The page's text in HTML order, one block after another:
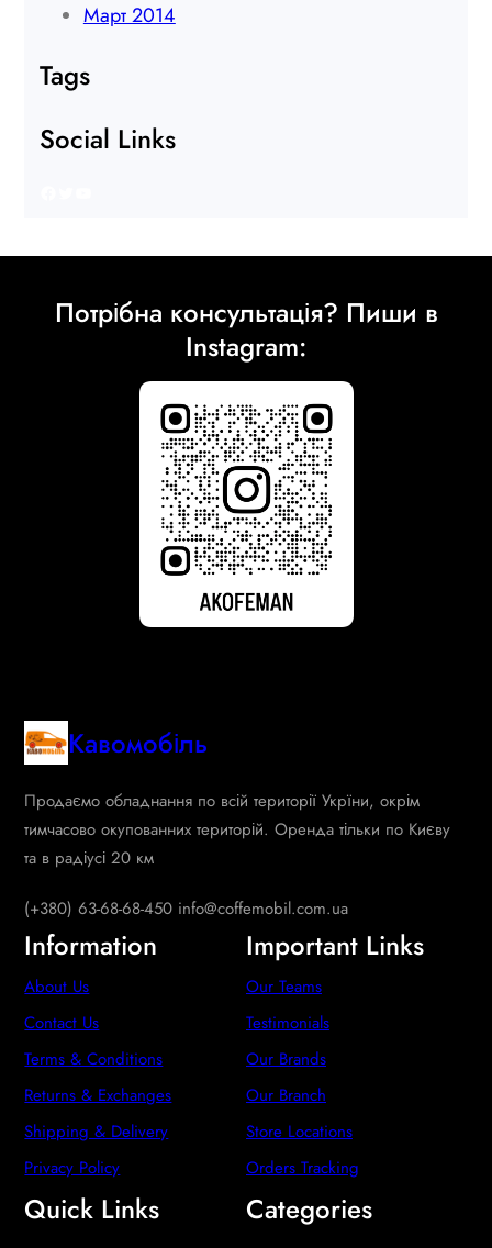
Март 2014
Tags
Social Links
Потрібна консультація? Пиши в
Instagram:
Кавомобіль
Продаємо обладнання по всій території Укрїни, окрім
тимчасово окупованних територій. Оренда тільки по Києву
та в радіусі 20 км
(+380) 63-68-68-450 info@coffemobil.com.ua
Information
About Us
Contact Us
Terms & Conditions
Returns & Exchanges
Shipping & Delivery
Privacy Policy
Important Links
Our Teams
Testimonials
Our Brands
Our Branch
Store Locations
Orders Tracking
Quick Links Categories